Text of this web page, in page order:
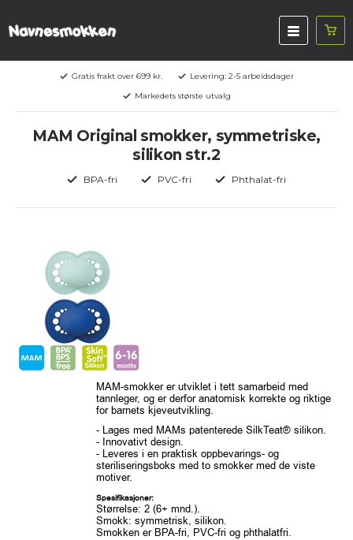
Gratis frakt over 699 kr.
Levering: 2-5 arbeidsdager
Markedets største utvalg
MAM Original smokker, symmetriske,
silikon str.2
BPA-fri PVC-fri Phthalat-fri
MAM-smokker er utviklet i tett samarbeid med
tannleger, og er derfor anatomisk korrekte og riktige
for barnets kjeveutvikling.
- Lages med MAMs patenterede SilkTeat® silikon.
- Innovativt design.
- Leveres i en praktisk oppbevarings- og
steriliseringsboks med to smokker med de viste
motiver.
Spesifikasjoner:
Størrelse: 2 (6+ mnd.).
Smokk: symmetrisk, silikon.
Smokken er BPA-fri, PVC-fri og phthalatfri.